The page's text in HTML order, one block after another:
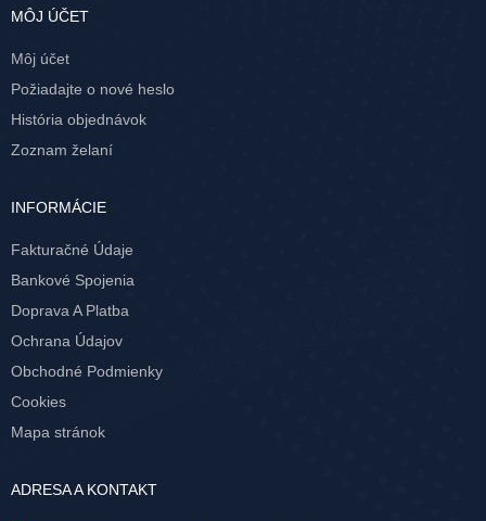
MÔJ ÚČET
Môj účet
Požiadajte o nové heslo
História objednávok
Zoznam želaní
INFORMÁCIE
Fakturačné Údaje
Bankové Spojenia
Doprava A Platba
Ochrana Údajov
Obchodné Podmienky
Cookies
Mapa stránok
ADRESA A KONTAKT